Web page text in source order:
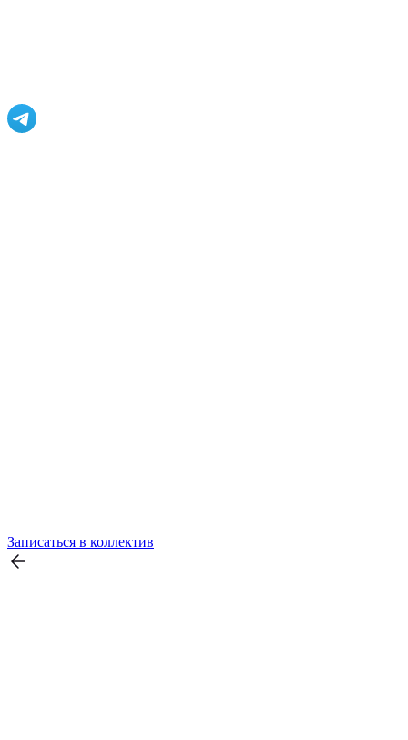
Записаться в коллектив